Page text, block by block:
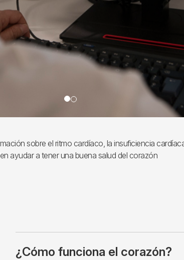
sobre el ritmo cardíaco, la insuficiencia
ayudar a tener una buena salud del corazón
¿Cómo funciona el corazón?